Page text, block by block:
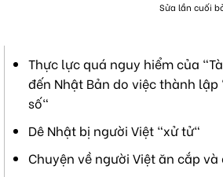
Sửa lần cuối
Thực lực quá nguy hiểm của
đến Nhật Bản do việc thành
số"
Dê Nhật bị người Việt "xử tử"
Chuyện về người Việt ăn cắp